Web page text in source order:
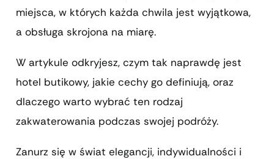
miejsca, w których każda chwila jest wyjątkowa,
a obsługa skrojona na miarę.
W artykule odkryjesz, czym tak naprawdę jest
hotel butikowy, jakie cechy go definiują, oraz
dlaczego warto wybrać ten rodzaj
zakwaterowania podczas swojej podróży.
Zanurz się w świat elegancji, indywidualności i